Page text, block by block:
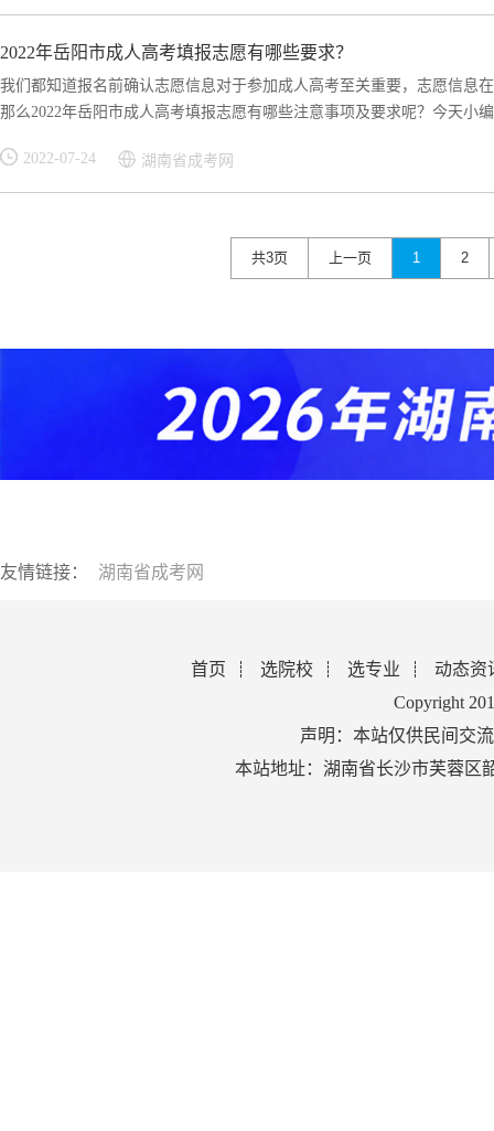
2022年岳阳市成人高考填报志愿有哪些要求？
我们都知道报名前确认志愿信息对于参加成人高考至关重要，志愿信息
那么2022年岳阳市成人高考填报志愿有哪些注意事项及要求呢？今天小
2022-07-24 湖南省成考网
共3页 上一页 1 2
友情链接： 湖南省成考网
首页 选院校 选专业
动态资
Copyright
声明：本站仅供民间交
本站地址：湖南省长沙市芙蓉区